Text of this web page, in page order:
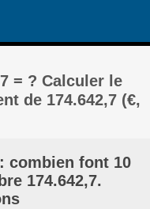
= ? Calculer le
de 174.642,7 (€,
combien font 10
174.642,7.